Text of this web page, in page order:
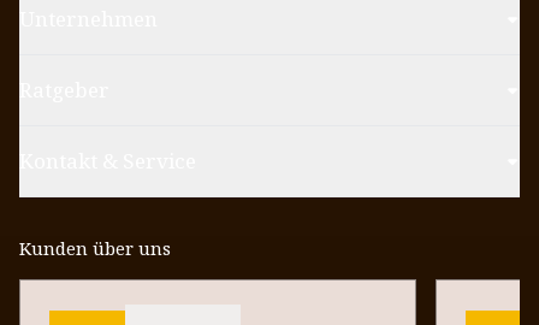
Kunden über uns